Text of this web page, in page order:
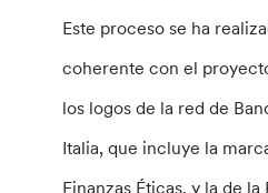
Este proceso se ha
coherente con el
los logos de la red de
Italia, que incluye la
Finanzas Éticas, y la de